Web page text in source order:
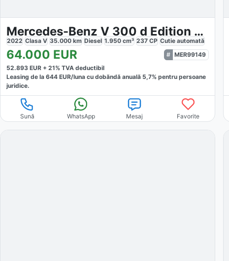
Mercedes-Benz V 300 d Edition kompakt Kamera Navi AHK2,5t 9G
2022 Clasa V 35.000 km Diesel 1.950 cm³ 237 CP Cutie automată
64.000 EUR
MER99149
52.893 EUR + 21% TVA deductibil
Leasing de la 644 EUR/luna cu dobăndă anuală 5,7% pentru persoane
juridice.
Sună WhatsApp Mesaj Favorite